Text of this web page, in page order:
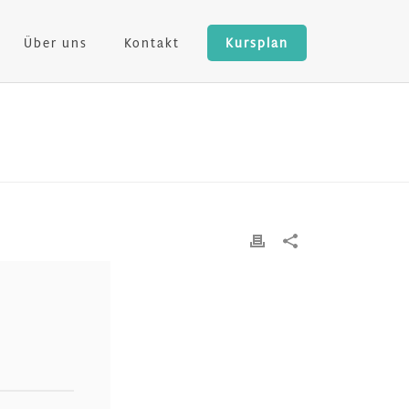
Über uns Kontakt Kursplan